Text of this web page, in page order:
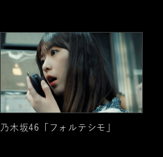
乃木坂46「フォルテシモ」